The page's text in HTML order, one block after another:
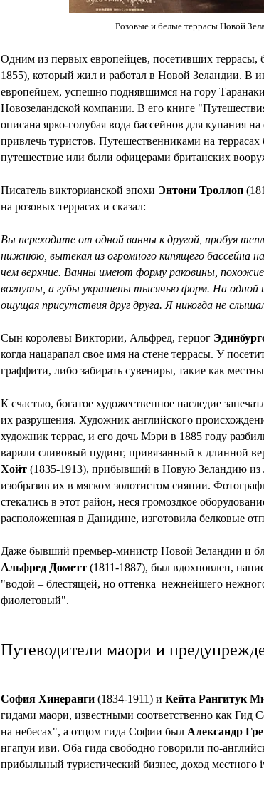
Розовые и белые террасы Новой
Одним из первых европейцев, посетивших террасы,
1855), который жил и работал в Новой Зеландии. В
европейцем, успешно поднявшимся на гору
Новозеландской компании. В его книге
описана ярко-голубая вода бассейнов для купания
привлечь туристов. Путешественниками на
путешествие или были офицерами британских
Писатель викторианской эпохи Энтони Троллоп
на розовых террасах и сказал:
Вы переходите от одной ванны к другой, пробуя
нижнюю, вытекая из огромного кипящего бассейна
чем верхние. Ванны имеют форму раковины,
вогнуты, а губы украшены тысячью форм. На одной
ощущая присутствия друг друга. Я никогда не
Сын королевы Виктории, Альфред, герцог
когда нацарапал свое имя на стене террасы. У
граффити, либо забирать сувениры, такие как
К счастью, богатое художественное наследие
их разрушения. Художник английского
художник террас, и его дочь Мэри в 1885 году
варили сливовый пудинг, привязанный к длинной
Хойт (1835-1913), прибывший в Новую Зеландию из
изобразив их в мягком золотистом сиянии.
стекались в этот район, неся громоздкое
расположенная в Данидине, изготовила белковые
Даже бывший премьер-министр Новой Зеландии и
Альфред Дометт (1811-1887), был вдохновлен,
"водой – блестящей, но оттенка нежнейшего
фиолетовый".
Путеводители маори и
София Хинеранги (1834-1911) и Кейта Рангитук
гидами маори, известными соответственно как
на небесах", а отцом гида Софии был Александр
нгапуи иви. Оба гида свободно говорили по-
прибыльный туристический бизнес, доход местного